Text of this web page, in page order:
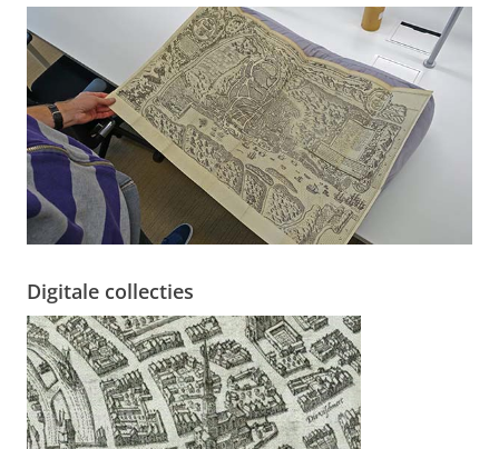
Digitale collecties